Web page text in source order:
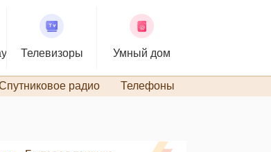
Телевизоры Умный дом
радио Телефоны